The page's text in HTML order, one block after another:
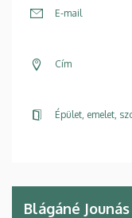
E-mail
Cím
Épület, emelet,
Blágáné